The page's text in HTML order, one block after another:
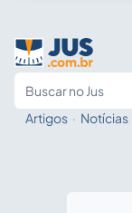
Artigos · Notícias